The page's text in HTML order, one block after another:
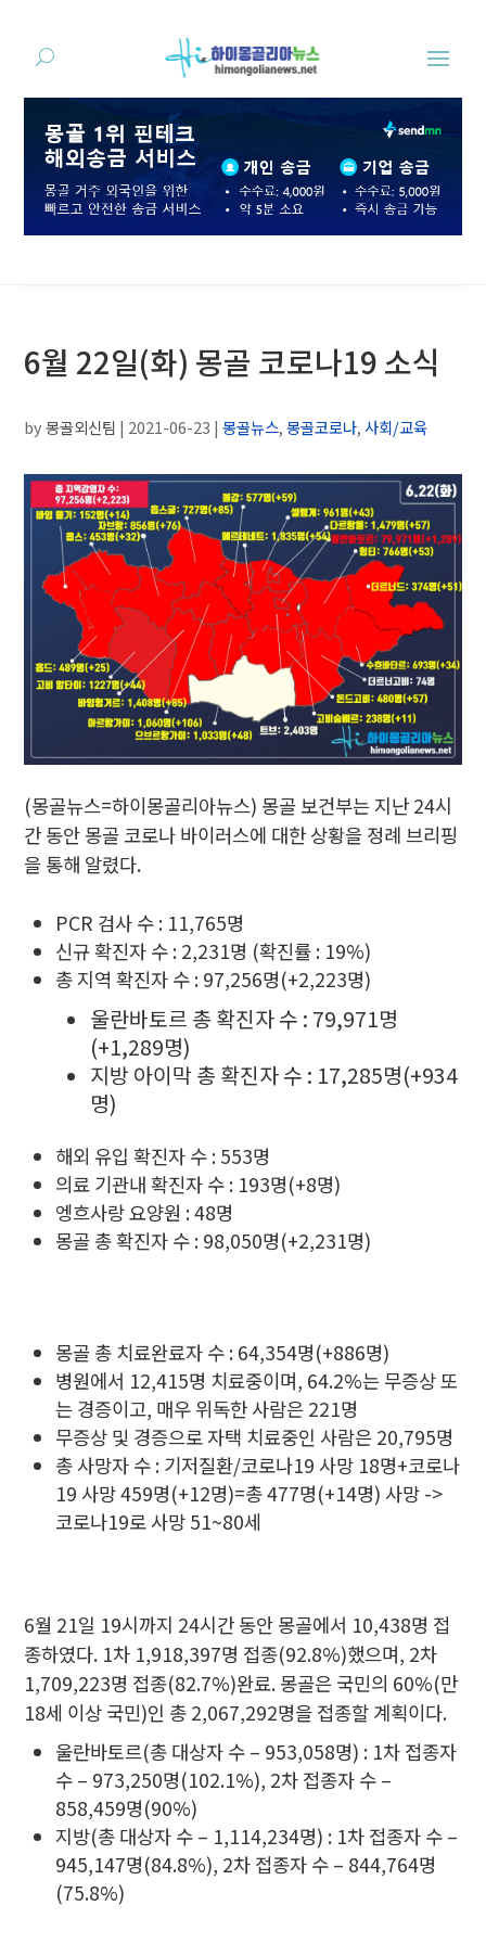
6월 22일(화) 몽골 코로나19 소식
by몽골외신팀 | 2021-06-23 |몽골뉴스,몽골코로나,사회/교육
(몽골뉴스=하이몽골리아뉴스) 몽골 보건부는 지난 24시
간 동안 몽골 코로나 바이러스에 대한 상황을 정례 브리핑
을 통해 알렸다.
PCR 검사 수 : 11,765명
신규 확진자 수 : 2,231명 (확진률 : 19%)
총 지역 확진자 수 : 97,256명(+2,223명)
울란바토르 총 확진자 수 : 79,971명
(+1,289명)
지방 아이막 총 확진자 수 : 17,285명(+934
명)
해외 유입 확진자 수 : 553명
의료 기관내 확진자 수 : 193명(+8명)
엥흐사랑 요양원 : 48명
몽골 총 확진자 수 : 98,050명(+2,231명)
몽골 총 치료완료자 수 : 64,354명(+886명)
병원에서 12,415명 치료중이며, 64.2%는 무증상 또
는 경증이고, 매우 위독한 사람은 221명
무증상 및 경증으로 자택 치료중인 사람은 20,795명
총 사망자 수 : 기저질환/코로나19 사망 18명+코로나
19 사망 459명(+12명)=총 477명(+14명) 사망 ->
코로나19로 사망 51~80세
6월 21일 19시까지 24시간 동안 몽골에서 10,438명 접
종하였다. 1차 1,918,397명 접종(92.8%)했으며, 2차
1,709,223명 접종(82.7%)완료. 몽골은 국민의 60%(만
18세 이상 국민)인 총 2,067,292명을 접종할 계획이다.
울란바토르(총 대상자 수 – 953,058명) : 1차 접종자
수 – 973,250명(102.1%), 2차 접종자 수 –
858,459명(90%)
지방(총 대상자 수 – 1,114,234명) : 1차 접종자 수 –
945,147명(84.8%), 2차 접종자 수 – 844,764명
(75.8%)